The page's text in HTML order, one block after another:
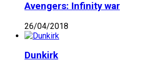
Avengers: Infinity war
26/04/2018
Dunkirk